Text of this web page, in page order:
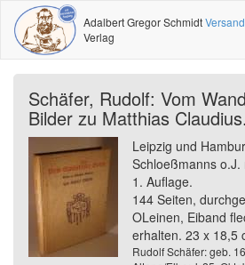
Adalbert Gregor Schmidt
Verlag
Schäfer, Rudolf: Vom
Bilder zu Matthias Claudius.
Leipzig und
Schloeßmanns o.J.
1. Auflage.
144 Seiten,
OLeinen, Eiband
erhalten. 23 x 18,5
Rudolf Schäfer: geb.